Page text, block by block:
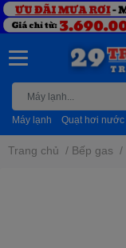
Máy lạnh Quạt hơi nước
Trang chủ / Bếp gas /